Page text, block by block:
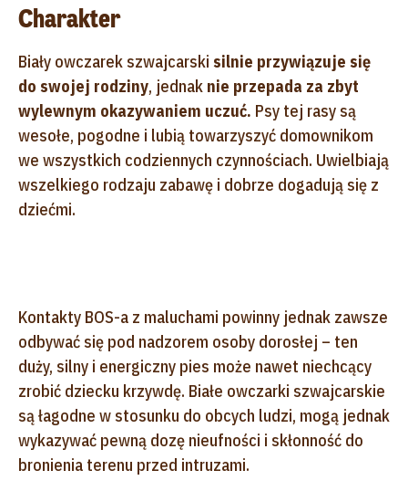
Charakter
Biały owczarek szwajcarski silnie przywiązuje się
do swojej rodziny, jednak nie przepada za zbyt
wylewnym okazywaniem uczuć. Psy tej rasy są
wesołe, pogodne i lubią towarzyszyć domownikom
we wszystkich codziennych czynnościach. Uwielbiają
wszelkiego rodzaju zabawę i dobrze dogadują się z
dziećmi.
Kontakty BOS-a z maluchami powinny jednak zawsze
odbywać się pod nadzorem osoby dorosłej – ten
duży, silny i energiczny pies może nawet niechcący
zrobić dziecku krzywdę. Białe owczarki szwajcarskie
są łagodne w stosunku do obcych ludzi, mogą jednak
wykazywać pewną dozę nieufności i skłonność do
bronienia terenu przed intruzami.